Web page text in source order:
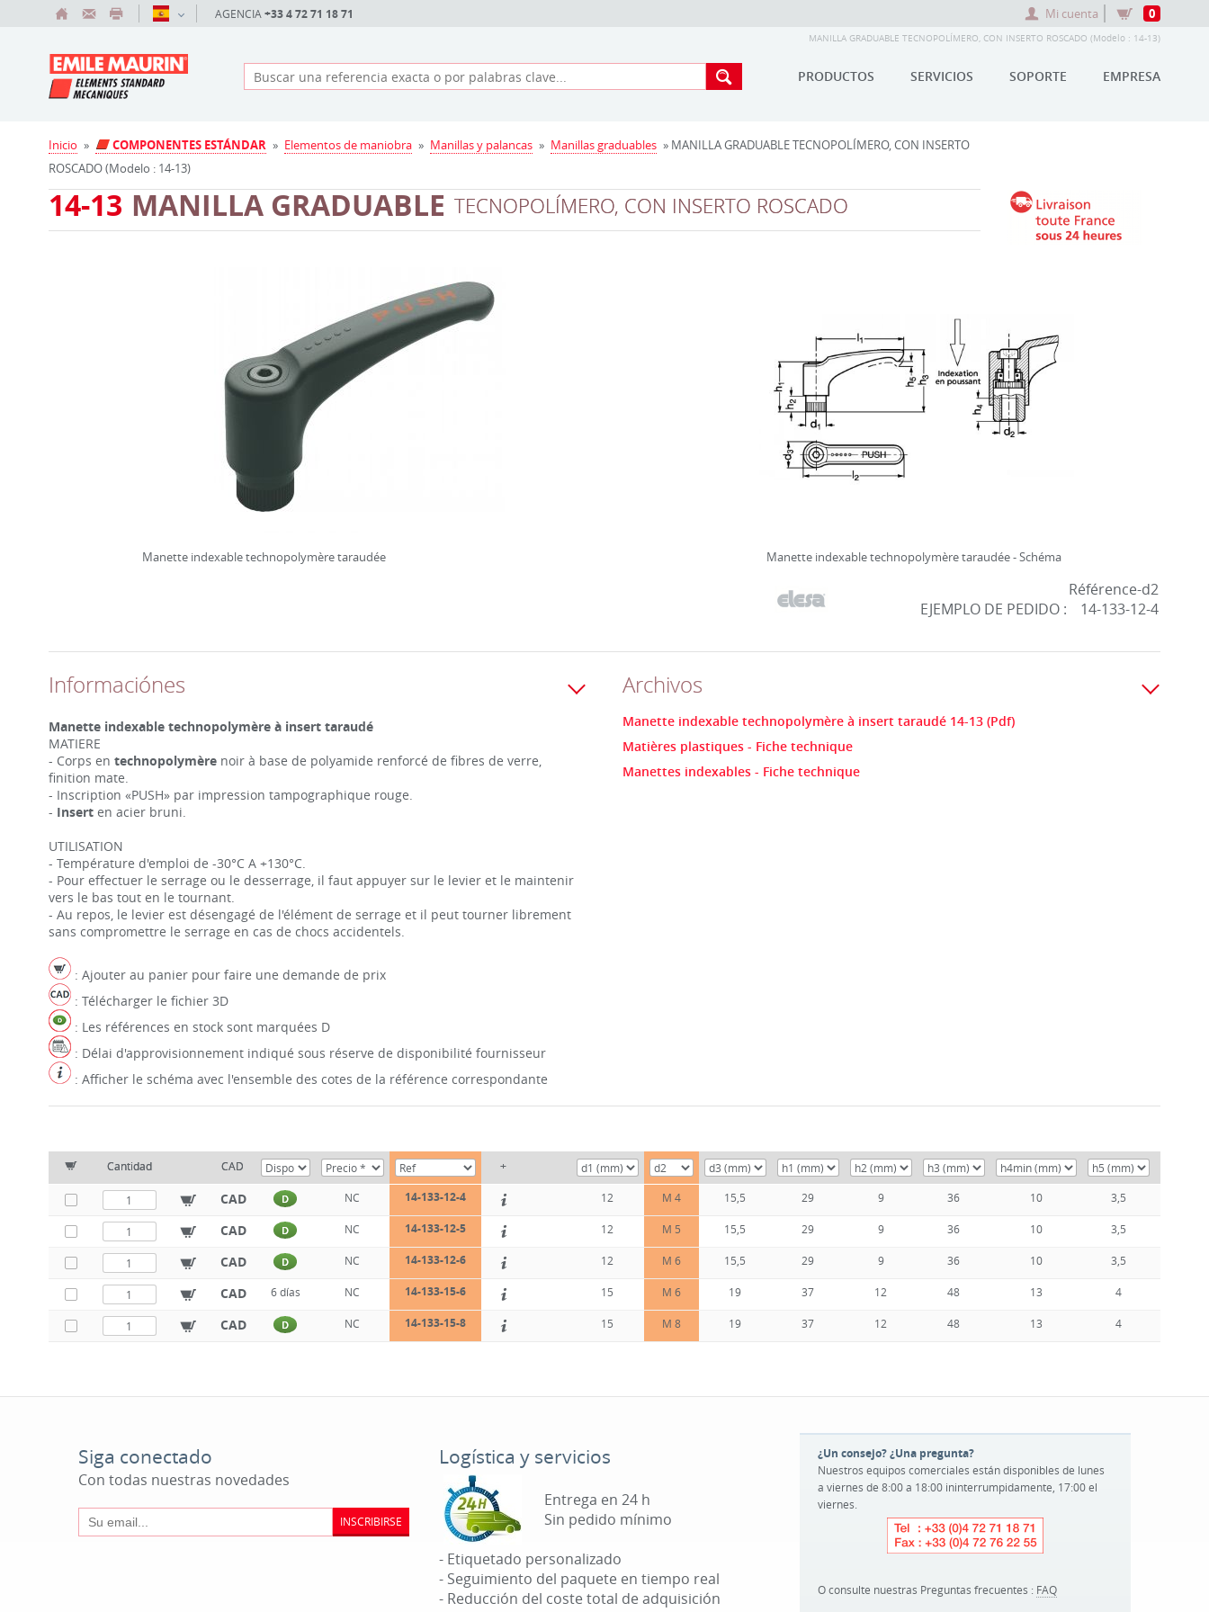
AGENCIA +33 4 72 71 18 71 Mi cuenta 0
MANILLA GRADUABLE TECNOPOLÍMERO, CON INSERTO ROSCADO (Modelo : 14-13)
PRODUCTOS SERVICIOS SOPORTE EMPRESA
Inicio » COMPONENTES ESTÁNDAR » Elementos de maniobra » Manillas y palancas » Manillas graduables » MANILLA GRADUABLE TECNOPOLÍMERO, CON INSERTO
ROSCADO (Modelo : 14-13)
14-13 MANILLA GRADUABLE TECNOPOLÍMERO, CON INSERTO ROSCADO
Manette indexable technopolymère taraudée Manette indexable technopolymère taraudée - Schéma
EJEMPLO DE PEDIDO :
Référence-d2
14-133-12-4
Informaciónes
Manette indexable technopolymère à insert taraudé
MATIERE
- Corps en technopolymèrenoir à base de polyamide renforcé de fibres de verre,
finition mate.
- Inscription «PUSH» par impression tampographique rouge.
- Insert en acier bruni.
UTILISATION
- Température d'emploi de -30°C A +130°C.
- Pour effectuer le serrage ou le desserrage, il faut appuyer sur le levier et le maintenir
vers le bas tout en le tournant.
- Au repos, le levier est désengagé de l'élément de serrage et il peut tourner librement
sans compromettre le serrage en cas de chocs accidentels.
: Ajouter au panier pour faire une demande de prix
: Télécharger le fichier 3D
: Les références en stock sont marquées D
: Délai d'approvisionnement indiqué sous réserve de disponibilité fournisseur
: Afficher le schéma avec l'ensemble des cotes de la référence correspondante
Archivos
Manette indexable technopolymère à insert taraudé 14-13 (Pdf)
Matières plastiques - Fiche technique
Manettes indexables - Fiche technique
Cantidad CAD +
CAD D NC 14-133-12-4 12 M 4 15,5 29 9 36 10 3,5
CAD D NC 14-133-12-5 12 M 5 15,5 29 9 36 10 3,5
CAD D NC 14-133-12-6 12 M 6 15,5 29 9 36 10 3,5
CAD 6 días NC 14-133-15-6 15 M 6 19 37 12 48 13 4
CAD D NC 14-133-15-8 15 M 8 19 37 12 48 13 4
Siga conectado
Con todas nuestras novedades
INSCRIBIRSE
Logística y servicios
Entrega en 24 h
Sin pedido mínimo
- Etiquetado personalizado
- Seguimiento del paquete en tiempo real
- Reducción del coste total de adquisición
¿Un consejo? ¿Una pregunta?
Nuestros equipos comerciales están disponibles de lunes
a viernes de 8:00 a 18:00 ininterrumpidamente, 17:00 el
viernes.
O consulte nuestras Preguntas frecuentes : FAQ